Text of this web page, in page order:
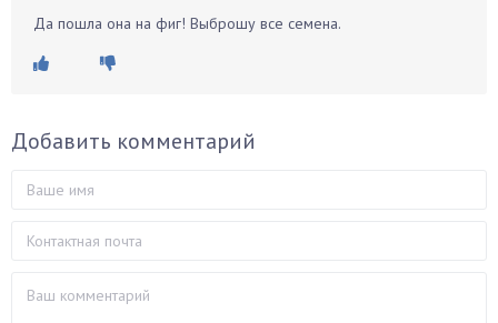
Да пошла она на фиг! Выброшу все семена.
Добавить комментарий